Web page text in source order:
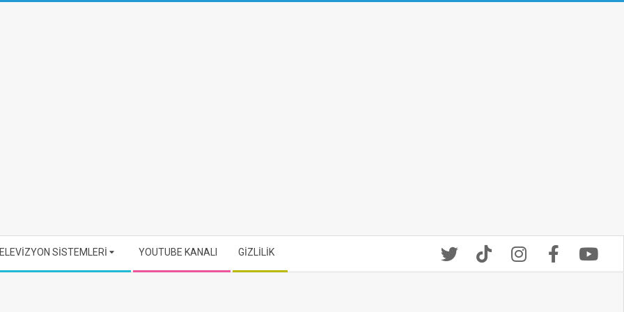
SİSTEMLERİ YOUTUBE KANALI GİZLİLİK